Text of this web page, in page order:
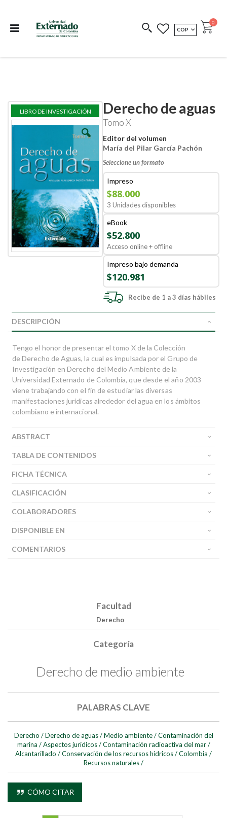
COEDICIONES REDIMIR CÓDIGO
MONEDA
COP Cart
0
Derecho de aguas
Tomo X
Editor del volumen
María del Pilar García Pachón
Seleccione un formato
Impreso
$88.000
3 Unidades disponibles
eBook
$52.800
Acceso online + offline
Impreso bajo demanda
$120.981
Recibe de 1 a 3 días hábiles
Skip
the
images
gallery
Skip
the
images
gallery
LIBRO DE INVESTIGACIÓN
DESCRIPCIÓN
Tengo el honor de presentar el tomo X de la Colección
de Derecho de Aguas, la cual es impulsada por el Grupo de
Investigación en Derecho del Medio Ambiente de la
Universidad Externado de Colombia, que desde el año 2003
viene trabajando con el fin de estudiar las diversas
manifestaciones jurídicas alrededor del agua en los ámbitos
colombiano e internacional.
ABSTRACT
TABLA DE CONTENIDOS
FICHA TÉCNICA
CLASIFICACIÓN
COLABORADORES
DISPONIBLE EN
COMENTARIOS
Facultad
Derecho
Categoría
Derecho de medio ambiente
PALABRAS CLAVE
Derecho / Derecho de aguas / Medio ambiente / Contaminación del
marina / Aspectos jurídicos / Contaminación radioactiva del mar /
Alcantarillado /Conservación de los recursos hídricos/Colombia /
Recursos naturales/
CÓMO CITAR